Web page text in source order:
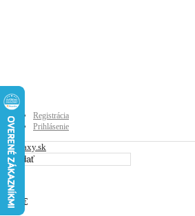
Registrácia
Prihlásenie
0
0
0.00€